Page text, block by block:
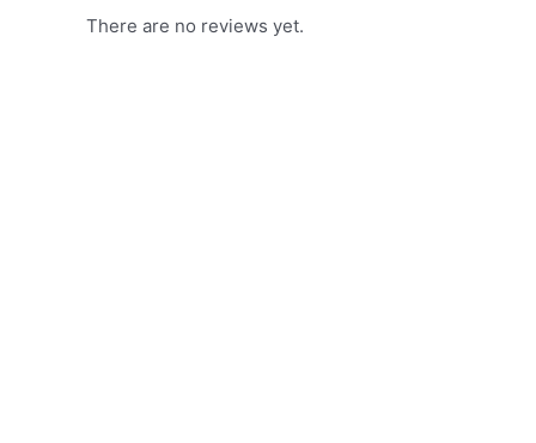
There are no reviews yet.